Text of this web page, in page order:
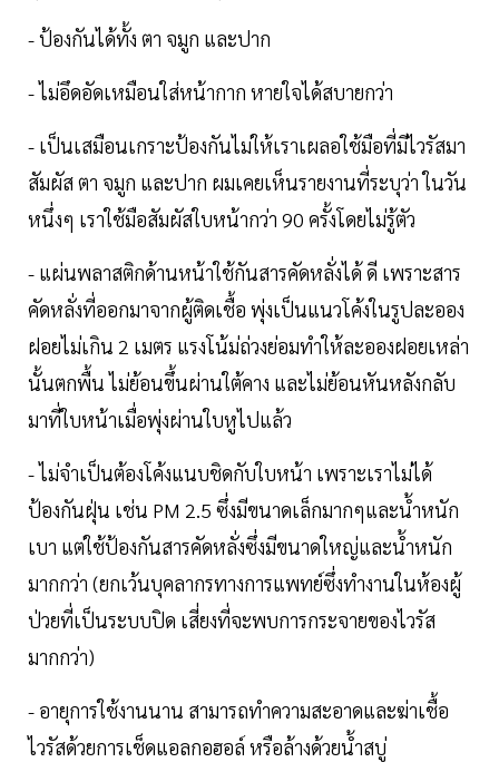
- ป้องกันได้ทั้ง ตา จมูก และปาก
- ไม่อึดอัดเหมือนใส่หน้ากาก หายใจได้สบายกว่า
- เป็นเสมือนเกราะป้องกันไม่ให้เราเผลอใช้มือที่มีไวรัสมา
สัมผัส ตา จมูก และปาก ผมเคยเห็นรายงานที่ระบุว่า ในวัน
หนึ่งๆ เราใช้มือสัมผัสใบหน้ากว่า 90 ครั้งโดยไม่รู้ตัว
- แผ่นพลาสติกด้านหน้าใช้กันสารคัดหลั่งได้ ดี เพราะสาร
คัดหลั่งที่ออกมาจากผู้ติดเชื้อ พุ่งเป็นแนวโค้งในรูปละออง
ฝอยไม่เกิน 2 เมตร แรงโน้ม่ถ่วงย่อมทำให้ละอองฝอยเหล่า
นั้นตกพื้น ไม่ย้อนขึ้นผ่านใต้คาง และไม่ย้อนหันหลังกลับ
มาที่ใบหน้าเมื่อพุ่งผ่านใบหูไปแล้ว
- ไม่จำเป็นต้องโค้งแนบชิดกับใบหน้า เพราะเราไม่ได้
ป้องกันฝุ่น เช่น PM 2.5 ซึ่งมีขนาดเล็กมากๆและน้ำหนัก
เบา แต่ใช้ป้องกันสารคัดหลั่งซึ่งมีขนาดใหญ่และน้ำหนัก
มากกว่า (ยกเว้นบุคลากรทางการแพทย์ซึ่งทำงานในห้องผู้
ป่วยที่เป็นระบบปิด เสี่ยงที่จะพบการกระจายของไวรัส
มากกว่า)
- อายุการใช้งานนาน สามารถทำความสะอาดและฆ่าเชื้อ
ไวรัสด้วยการเช็ดแอลกอฮอล์ หรือล้างด้วยน้ำสบู่